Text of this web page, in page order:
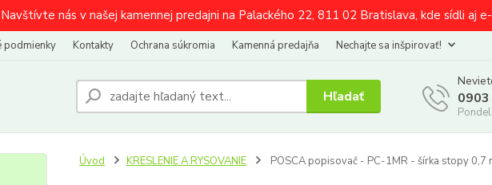
Navštívte nás v našej kamennej predajni na Palackého 22, 811 02 Bratislava, kde sídli aj
podmienky Kontakty Ochrana súkromia Kamenná predajňa Nechajte sa inšpirovať!
Hľadať
Úvod KRESLENIE A RYSOVANIE POSCA popisovač - PC-1MR - šírka stopy